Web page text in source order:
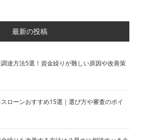
最新の投稿
達方法5選！資金繰りが難しい原因や改善策
ローンおすすめ15選｜選び方や審査のポイ